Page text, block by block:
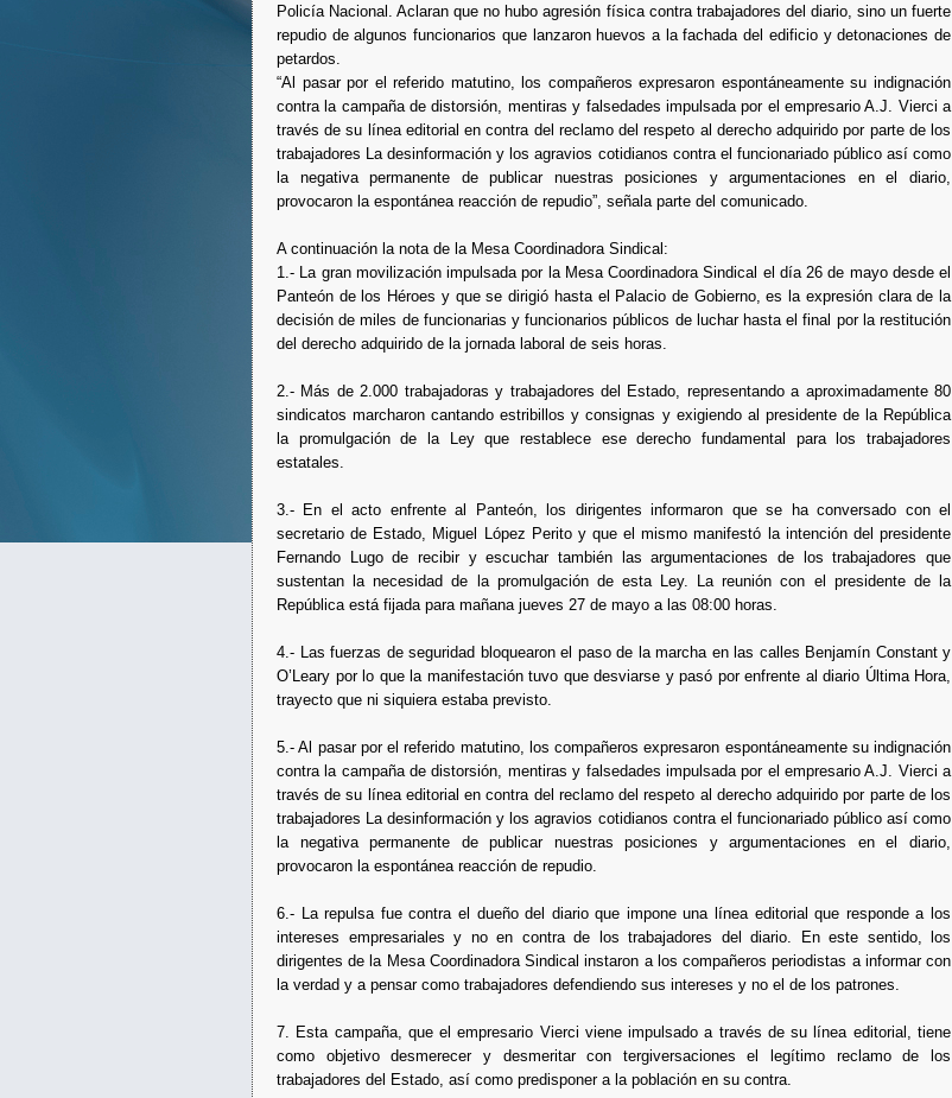
Policía Nacional. Aclaran que no hubo agresión física contra trabajadores del diario, sino un fuerte
repudio de algunos funcionarios que lanzaron huevos a la fachada del edificio y detonaciones de
petardos.
“Al pasar por el referido matutino, los compañeros expresaron espontáneamente su indignación
contra la campaña de distorsión, mentiras y falsedades impulsada por el empresario A.J. Vierci a
través de su línea editorial en contra del reclamo del respeto al derecho adquirido por parte de los
trabajadores La desinformación y los agravios cotidianos contra el funcionariado público así como
la negativa permanente de publicar nuestras posiciones y argumentaciones en el diario,
provocaron la espontánea reacción de repudio”, señala parte del comunicado.
A continuación la nota de la Mesa Coordinadora Sindical:
1.- La gran movilización impulsada por la Mesa Coordinadora Sindical el día 26 de mayo desde el
Panteón de los Héroes y que se dirigió hasta el Palacio de Gobierno, es la expresión clara de la
decisión de miles de funcionarias y funcionarios públicos de luchar hasta el final por la restitución
del derecho adquirido de la jornada laboral de seis horas.
2.- Más de 2.000 trabajadoras y trabajadores del Estado, representando a aproximadamente 80
sindicatos marcharon cantando estribillos y consignas y exigiendo al presidente de la República
la promulgación de la Ley que restablece ese derecho fundamental para los trabajadores
estatales.
3.- En el acto enfrente al Panteón, los dirigentes informaron que se ha conversado con el
secretario de Estado, Miguel López Perito y que el mismo manifestó la intención del presidente
Fernando Lugo de recibir y escuchar también las argumentaciones de los trabajadores que
sustentan la necesidad de la promulgación de esta Ley. La reunión con el presidente de la
República está fijada para mañana jueves 27 de mayo a las 08:00 horas.
4.- Las fuerzas de seguridad bloquearon el paso de la marcha en las calles Benjamín Constant y
O’Leary por lo que la manifestación tuvo que desviarse y pasó por enfrente al diario Última Hora,
trayecto que ni siquiera estaba previsto.
5.- Al pasar por el referido matutino, los compañeros expresaron espontáneamente su indignación
contra la campaña de distorsión, mentiras y falsedades impulsada por el empresario A.J. Vierci a
través de su línea editorial en contra del reclamo del respeto al derecho adquirido por parte de los
trabajadores La desinformación y los agravios cotidianos contra el funcionariado público así como
la negativa permanente de publicar nuestras posiciones y argumentaciones en el diario,
provocaron la espontánea reacción de repudio.
6.- La repulsa fue contra el dueño del diario que impone una línea editorial que responde a los
intereses empresariales y no en contra de los trabajadores del diario. En este sentido, los
dirigentes de la Mesa Coordinadora Sindical instaron a los compañeros periodistas a informar con
la verdad y a pensar como trabajadores defendiendo sus intereses y no el de los patrones.
7. Esta campaña, que el empresario Vierci viene impulsado a través de su línea editorial, tiene
como objetivo desmerecer y desmeritar con tergiversaciones el legítimo reclamo de los
trabajadores del Estado, así como predisponer a la población en su contra.